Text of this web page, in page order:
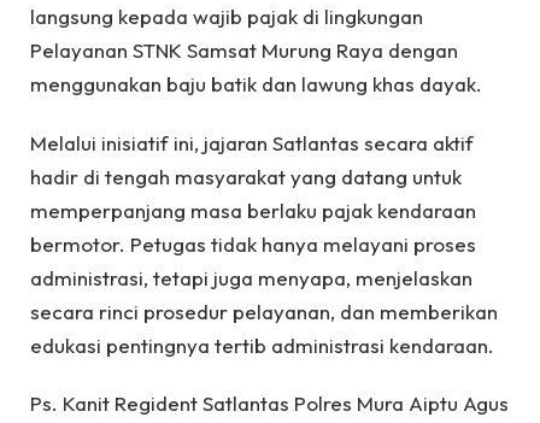
langsung kepada wajib pajak di lingkungan
Pelayanan STNK Samsat Murung Raya dengan
menggunakan baju batik dan lawung khas dayak.
Melalui inisiatif ini, jajaran Satlantas secara aktif
hadir di tengah masyarakat yang datang untuk
memperpanjang masa berlaku pajak kendaraan
bermotor. Petugas tidak hanya melayani proses
administrasi, tetapi juga menyapa, menjelaskan
secara rinci prosedur pelayanan, dan memberikan
edukasi pentingnya tertib administrasi kendaraan.
Ps. Kanit Regident Satlantas Polres Mura Aiptu Agus